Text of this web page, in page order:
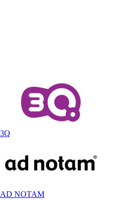
3Q
AD NOTAM